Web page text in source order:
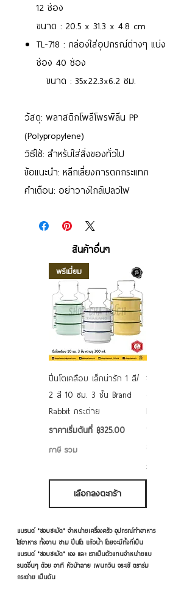
12 ช่อง
ขนาด : 20.5 x 31.3 x 4.8 cm
TL-718 : กล่องใส่อุปกรณ์ต่างๆ แบ่ง
ช่อง 40 ช่อง
ขนาด : 35x22.3x6.2 ซม.
วัสดุ: พลาสติกโพลีโพรพิลีน PP
(Polypropylene)
วิธีใช้: สำหรับใส่สิ่งของทั่วไป
ข้อแนะนำ: หลีกเลี่ยงการตกกระแทก
คำเตือน: อย่าวางใกล้เปลวไฟ
สินค้าอื่นๆ
พรีเมี่ยม
ปิ่นโตเคลือบ เล็กน่ารัก 1 สี/
2 สี 10 ซม. 3 ชั้น Brand
Rabbit กระต่าย
ราคาเริ่มต้นที่ ฿325.00
ราคาขายลด
ภาษี รวม
เลือกลงตะกร้า
ชามเคลือบ
ภาษี รวม
แบรนด์ "ชอบชะมัด" จำหน่ายเครื่องครัว อุปกรณ์ทำอาหาร
ใส่อาหาร ทั้งจาน ชาม ปิ่นโต แก้วน้ำ โดยจะมีทั้งที่เป็น
แบรนด์ "ชอบชะมัด" เอง และ เราเป็นตัวแทนจำหน่ายแบ
รนด์อื่นๆ ด้วย อาทิ หัวม้าลาย เพนกวิน จระเข้ ตราร่ม
กระต่าย เป็นต้น